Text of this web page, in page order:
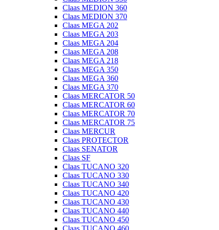
Claas MEDION 360
Claas MEDION 370
Claas MEGA 202
Claas MEGA 203
Claas MEGA 204
Claas MEGA 208
Claas MEGA 218
Claas MEGA 350
Claas MEGA 360
Claas MEGA 370
Claas MERCATOR 50
Claas MERCATOR 60
Claas MERCATOR 70
Claas MERCATOR 75
Claas MERCUR
Claas PROTECTOR
Claas SENATOR
Claas SF
Claas TUCANO 320
Claas TUCANO 330
Claas TUCANO 340
Claas TUCANO 420
Claas TUCANO 430
Claas TUCANO 440
Claas TUCANO 450
Claas TUCANO 460